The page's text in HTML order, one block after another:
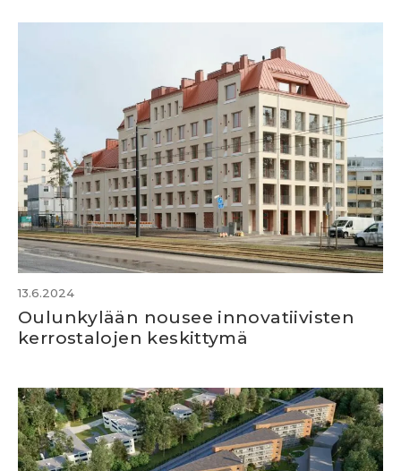
13.6.2024
Oulunkylään nousee innovatiivisten
kerrostalojen keskittymä